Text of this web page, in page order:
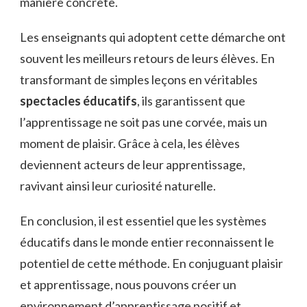
Les enseignants qui adoptent cette démarche ont
souvent les meilleurs retours de leurs élèves. En
transformant de simples leçons en véritables
spectacles éducatifs, ils garantissent que
l’apprentissage ne soit pas une corvée, mais un
moment de plaisir. Grâce à cela, les élèves
deviennent acteurs de leur apprentissage,
ravivant ainsi leur curiosité naturelle.
En conclusion, il est essentiel que les systèmes
éducatifs dans le monde entier reconnaissent le
potentiel de cette méthode. En conjuguant plaisir
et apprentissage, nous pouvons créer un